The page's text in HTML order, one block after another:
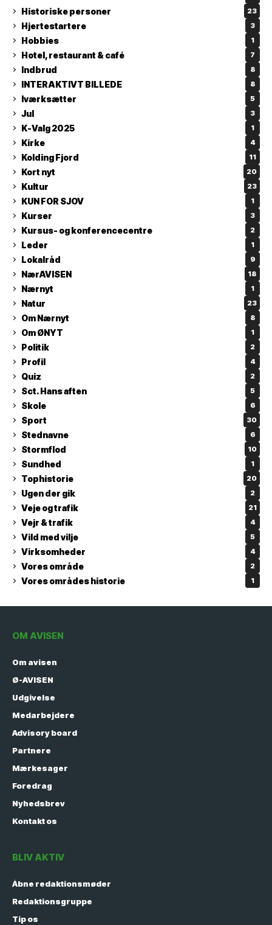
Historiske personer 23
Hjertestartere 3
Hobbies 1
Hotel, restaurant & café 7
Indbrud 8
INTERAKTIVT BILLEDE 8
Iværksætter 5
Jul 3
K-Valg 2025 1
Kirke 4
Kolding Fjord 11
Kort nyt 20
Kultur 23
KUN FOR SJOV 1
Kurser 3
Kursus- og konferencecentre 2
Leder 1
Lokalråd 9
NærAVISEN 18
Nærnyt 1
Natur 23
Om Nærnyt 8
Om ØNYT 1
Politik 2
Profil 4
Quiz 2
Sct. Hans aften 5
Skole 6
Sport 30
Stednavne 6
Stormflod 10
Sundhed 1
Tophistorie 20
Ugen der gik 2
Veje og trafik 21
Vejr & trafik 4
Vild med vilje 5
Virksomheder 4
Vores område 2
Vores områdes historie 1
OM AVISEN
Om avisen
Ø-AVISEN
Udgivelse
Medarbejdere
Advisory board
Partnere
Mærkesager
Foredrag
Nyhedsbrev
Kontakt os
BLIV AKTIV
Åbne redaktionsmøder
Redaktionsgruppe
Tip os